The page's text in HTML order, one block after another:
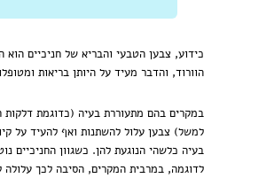
כידוע, צבען הטבעי והבריא של חניכיים הוא
הוורוד, והדבר מעיד על היותן בריאות
במקרים בהם מתעוררת בעיה (כדוגמת דלקות
למשל) צבען עלול להשתנות ואף להעיד על
בעיה כלשהי הנוגעת להן. כשגוון החניכיים
לדוגמה, במרבית המקרים, הסיבה לכך עלולה